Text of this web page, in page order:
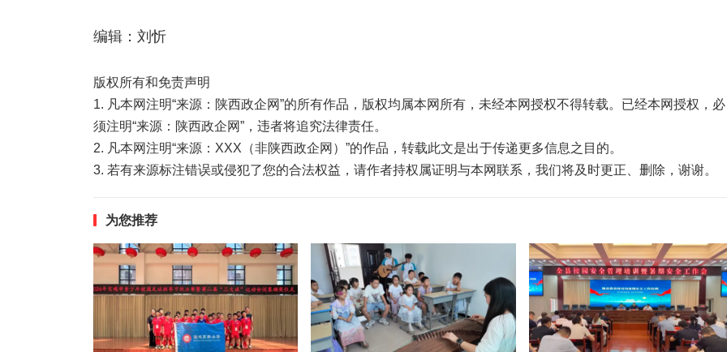
编辑：刘忻
版权所有和免责声明
1. 凡本网注明“来源：陕西政企网”的所有作品，版权均属本网所有，未经本网授权不得转载。已经本网授权，必
须注明“来源：陕西政企网”，违者将追究法律责任。
2. 凡本网注明“来源：XXX（非陕西政企网）”的作品，转载此文是出于传递更多信息之目的。
3. 若有来源标注错误或侵犯了您的合法权益，请作者持权属证明与本网联系，我们将及时更正、删除，谢谢。
为您推荐